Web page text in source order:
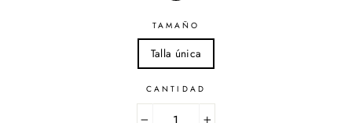
TAMAÑO
Talla única
CANTIDAD